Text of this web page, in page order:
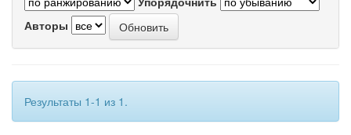
Авторы
Результаты 1-1 из 1.